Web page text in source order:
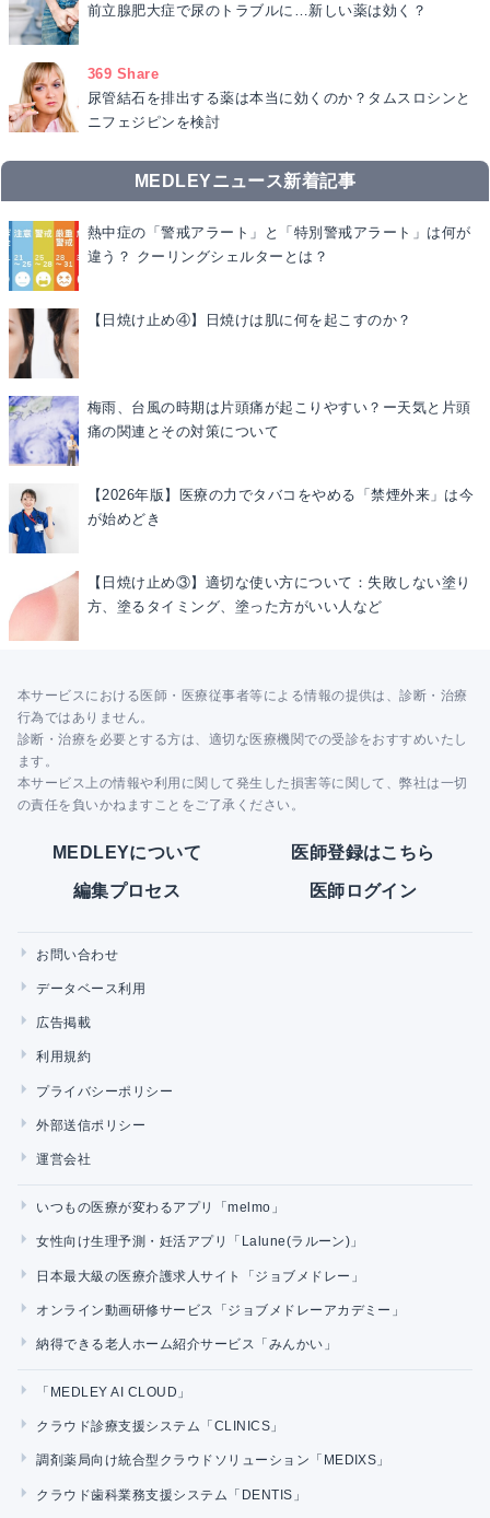
前立腺肥大症で尿のトラブルに…新しい薬は効く？
369 Share
尿管結石を排出する薬は本当に効くのか？タムスロシンと
ニフェジピンを検討
MEDLEYニュース新着記事
熱中症の「警戒アラート」と「特別警戒アラート」は何が
違う？ クーリングシェルターとは？
【日焼け止め④】日焼けは肌に何を起こすのか？
梅雨、台風の時期は片頭痛が起こりやすい？ー天気と片頭
痛の関連とその対策について
【2026年版】医療の力でタバコをやめる「禁煙外来」は今
が始めどき
【日焼け止め③】適切な使い方について：失敗しない塗り
方、塗るタイミング、塗った方がいい人など
本サービスにおける医師・医療従事者等による情報の提供は、診断・治療
行為ではありません。
診断・治療を必要とする方は、適切な医療機関での受診をおすすめいたし
ます。
本サービス上の情報や利用に関して発生した損害等に関して、弊社は一切
の責任を負いかねますことをご了承ください。
MEDLEYについて 医師登録はこちら
編集プロセス 医師ログイン
お問い合わせ
データベース利用
広告掲載
利用規約
プライバシーポリシー
外部送信ポリシー
運営会社
いつもの医療が変わるアプリ「melmo」
女性向け生理予測・妊活アプリ「Lalune(ラルーン)」
日本最大級の医療介護求人サイト「ジョブメドレー」
オンライン動画研修サービス「ジョブメドレーアカデミー」
納得できる老人ホーム紹介サービス「みんかい」
「MEDLEY AI CLOUD」
クラウド診療支援システム「CLINICS」
調剤薬局向け統合型クラウドソリューション「MEDIXS」
クラウド歯科業務支援システム「DENTIS」